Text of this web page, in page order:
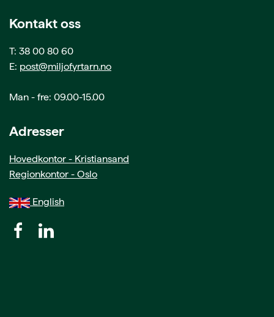
Kontakt oss
T: 38 00 80 60
E: post@miljofyrtarn.no
Man - fre: 09.00-15.00
Adresser
Hovedkontor - Kristiansand
Regionkontor - Oslo
English